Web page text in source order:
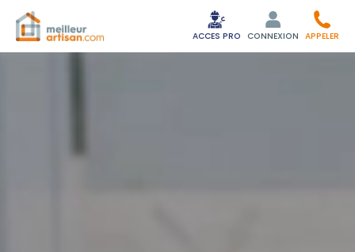
ACCES PRO CONNEXION APPELER